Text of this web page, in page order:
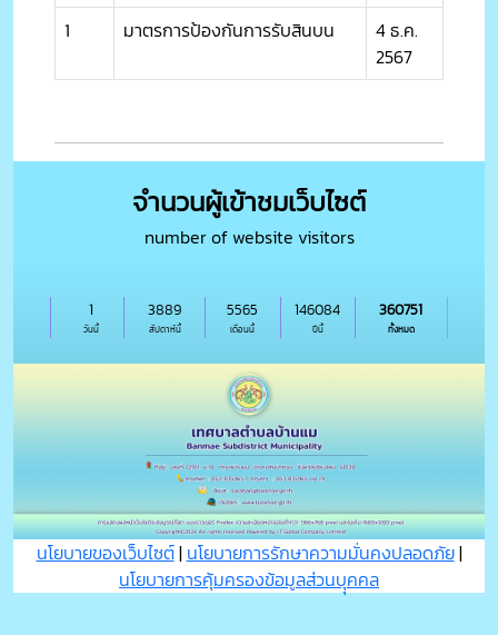
1
มาตรการป้องกันการรับสินบน
4 ธ.ค.
2567
จำนวนผู้เข้าชมเว็บไซต์
number of website visitors
วันนี้
1
สัปดาห์นี้
3889
เดือนนี้
5565
ปีนี้
146084
ทั้งหมด
360751
นโยบายของเว็บไซต์| นโยบายการรักษาความมั่นคงปลอดภัย|
นโยบายการคุ้มครองข้อมูลส่วนบุุคคล